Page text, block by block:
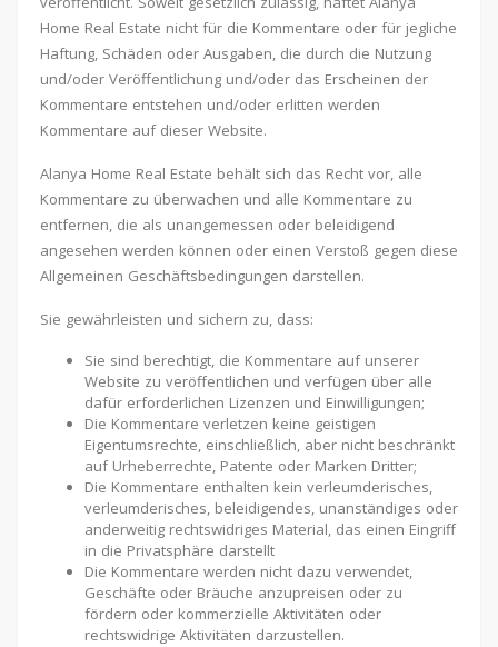
Home Real Estate nicht für die Kommentare oder für jegliche
Haftung, Schäden oder Ausgaben, die durch die Nutzung
und/oder Veröffentlichung und/oder das Erscheinen der
Kommentare entstehen und/oder erlitten werden
Kommentare auf dieser Website.
Alanya Home Real Estate behält sich das Recht vor, alle
Kommentare zu überwachen und alle Kommentare zu
entfernen, die als unangemessen oder beleidigend
angesehen werden können oder einen Verstoß gegen diese
Allgemeinen Geschäftsbedingungen darstellen.
Sie gewährleisten und sichern zu, dass:
Sie sind berechtigt, die Kommentare auf unserer
Website zu veröffentlichen und verfügen über alle
dafür erforderlichen Lizenzen und Einwilligungen;
Die Kommentare verletzen keine geistigen
Eigentumsrechte, einschließlich, aber nicht beschränkt
auf Urheberrechte, Patente oder Marken Dritter;
Die Kommentare enthalten kein verleumderisches,
verleumderisches, beleidigendes, unanständiges oder
anderweitig rechtswidriges Material, das einen Eingriff
in die Privatsphäre darstellt
Die Kommentare werden nicht dazu verwendet,
Geschäfte oder Bräuche anzupreisen oder zu
fördern oder kommerzielle Aktivitäten oder
rechtswidrige Aktivitäten darzustellen.